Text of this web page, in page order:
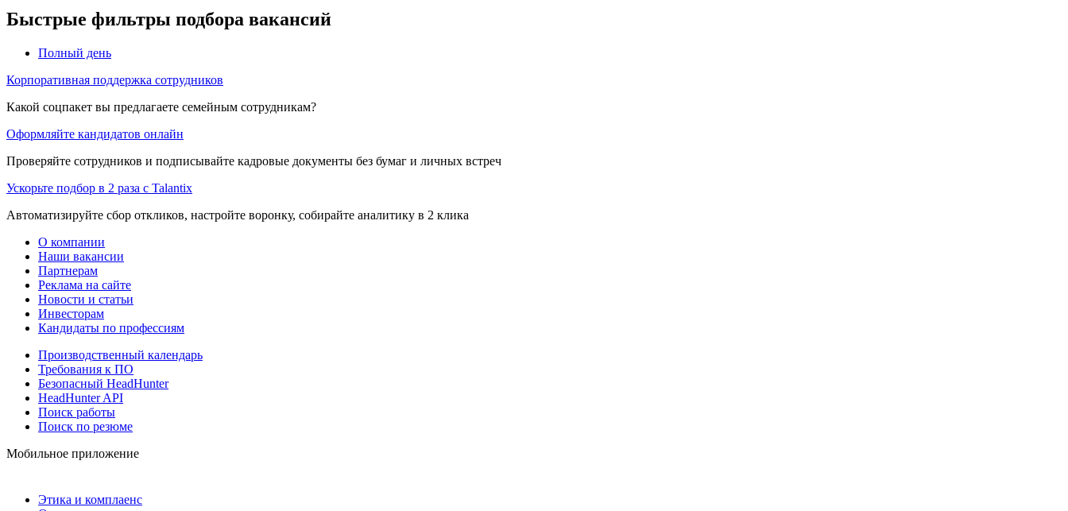
Быстрые фильтры подбора вакансий
Полный день
Корпоративная поддержка сотрудников
Какой соцпакет вы предлагаете семейным сотрудникам?
Оформляйте кандидатов онлайн
Проверяйте сотрудников и подписывайте кадровые документы без бумаг и личных встреч
Ускорьте подбор в 2 раза с Talantix
Автоматизируйте сбор откликов, настройте воронку, собирайте аналитику в 2 клика
О компании
Наши вакансии
Партнерам
Реклама на сайте
Новости и статьи
Инвесторам
Кандидаты по профессиям
Производственный календарь
Требования к ПО
Безопасный HeadHunter
HeadHunter API
Поиск работы
Поиск по резюме
Мобильное приложение
Этика и комплаенс